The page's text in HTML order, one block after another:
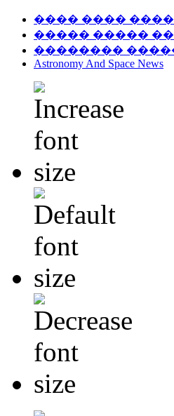
���� ����
����� �����
��������
Astronomy And Space News